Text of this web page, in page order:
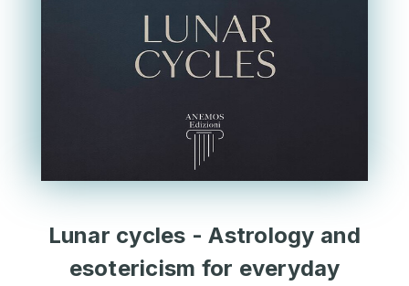
Lunar cycles - Astrology and
esotericism for everyday